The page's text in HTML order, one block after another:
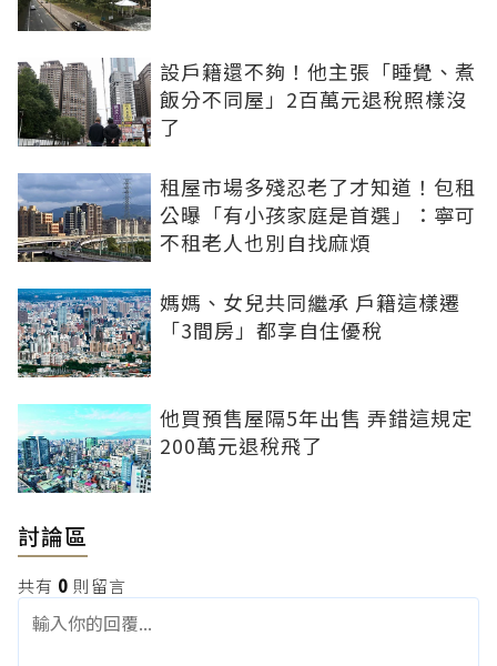
設戶籍還不夠！他主張「睡覺、煮
飯分不同屋」2百萬元退稅照樣沒
了
租屋市場多殘忍老了才知道！包租
公曝「有小孩家庭是首選」：寧可
不租老人也別自找麻煩
媽媽、女兒共同繼承 戶籍這樣遷
「3間房」都享自住優稅
他買預售屋隔5年出售 弄錯這規定
200萬元退稅飛了
討論區
共有 0 則留言